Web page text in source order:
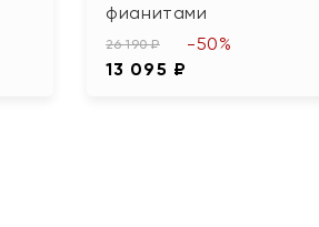
фианитами
26 190 ₽
13 095 ₽
-50%